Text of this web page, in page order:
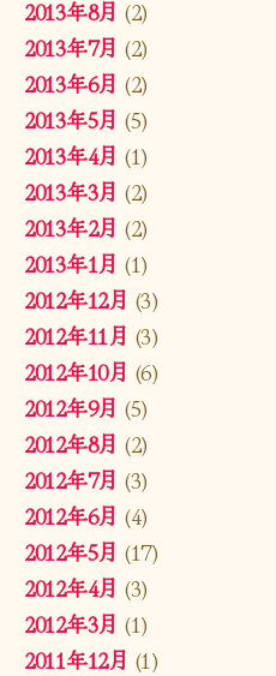
2013年8月 (2)
2013年7月 (2)
2013年6月 (2)
2013年5月 (5)
2013年4月 (1)
2013年3月 (2)
2013年2月 (2)
2013年1月 (1)
2012年12月 (3)
2012年11月 (3)
2012年10月 (6)
2012年9月 (5)
2012年8月 (2)
2012年7月 (3)
2012年6月 (4)
2012年5月 (17)
2012年4月 (3)
2012年3月 (1)
2011年12月 (1)